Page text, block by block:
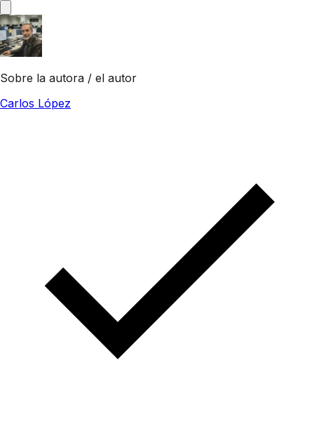
Sobre la autora / el autor
Carlos López